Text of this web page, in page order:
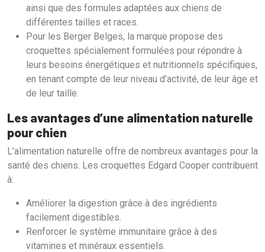
ainsi que des formules adaptées aux chiens de
différentes tailles et races.
Pour les Berger Belges, la marque propose des
croquettes spécialement formulées pour répondre à
leurs besoins énergétiques et nutritionnels spécifiques,
en tenant compte de leur niveau d’activité, de leur âge et
de leur taille.
Les avantages d’une alimentation naturelle
pour chien
L’alimentation naturelle offre de nombreux avantages pour la
santé des chiens. Les croquettes Edgard Cooper contribuent
à:
Améliorer la digestion grâce à des ingrédients
facilement digestibles.
Renforcer le système immunitaire grâce à des
vitamines et minéraux essentiels.